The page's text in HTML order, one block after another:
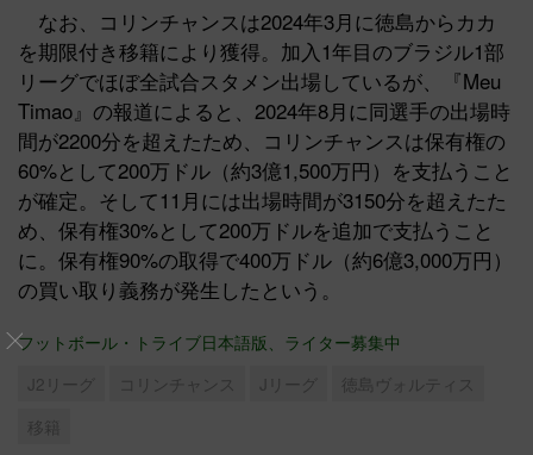
なお、コリンチャンスは2024年3月に徳島からカカ
を期限付き移籍により獲得。加入1年目のブラジル1部
リーグでほぼ全試合スタメン出場しているが、『Meu
Timao』の報道によると、2024年8月に同選手の出場時
間が2200分を超えたため、コリンチャンスは保有権の
60%として200万ドル（約3億1,500万円）を支払うこと
が確定。そして11月には出場時間が3150分を超えたた
め、保有権30%として200万ドルを追加で支払うこと
に。保有権90%の取得で400万ドル（約6億3,000万円）
の買い取り義務が発生したという。
フットボール・トライブ日本語版、ライター募集中
J2リーグ コリンチャンス Jリーグ
徳島ヴォルティス
移籍